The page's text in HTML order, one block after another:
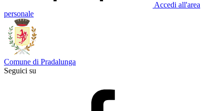
Accedi all'area
personale
Comune di Pradalunga
Seguici su